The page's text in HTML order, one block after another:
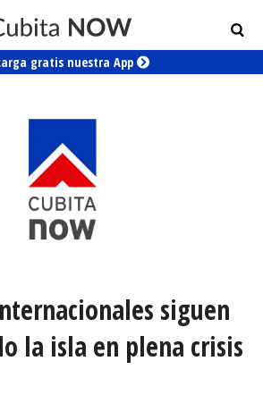
gratis nuestra App
siguen
la isla en plena crisis